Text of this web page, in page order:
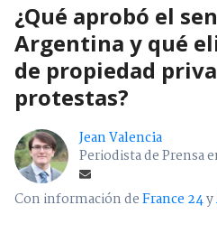
¿Qué aprobó el
Argentina y qué
de propiedad
protestas?
Jean Valencia
Periodista de Prensa
Con información deFrance 24y